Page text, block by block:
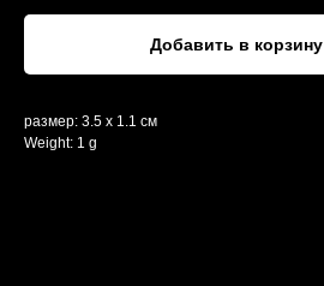
Добавить в корзину
размер: 3.5 х 1.1 см
Weight: 1 g